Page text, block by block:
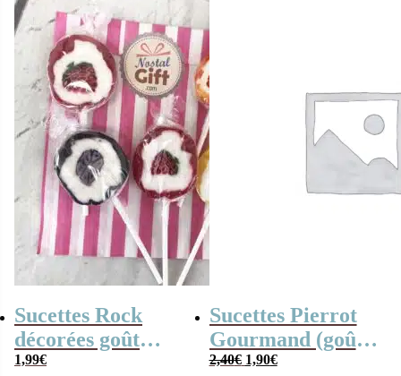
Sucettes Rock
décorées goût
fruits ou de fleurs
1,99€
Sucettes Pierrot
Gourmand (goût
fruits) x5
2,40€ Le
1,90€Le